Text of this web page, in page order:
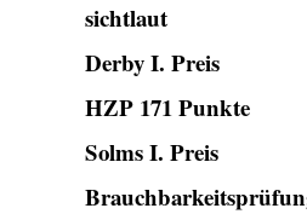
sichtlaut
Derby I. Preis
HZP 171 Punkte
Solms I. Preis